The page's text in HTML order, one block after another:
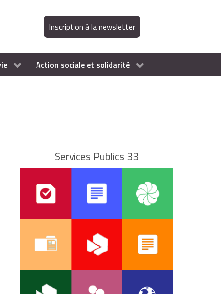
Inscription à la newsletter
Action sociale et solidarité
Services Publics 33